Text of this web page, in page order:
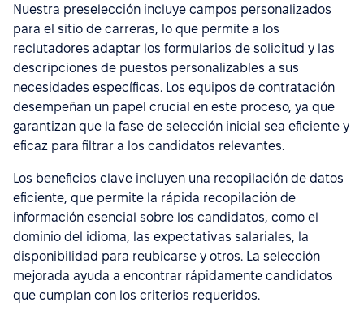
Nuestra preselección incluye campos personalizados
para el sitio de carreras, lo que permite a los
reclutadores adaptar los formularios de solicitud y las
descripciones de puestos personalizables a sus
necesidades específicas. Los equipos de contratación
desempeñan un papel crucial en este proceso, ya que
garantizan que la fase de selección inicial sea eficiente y
eficaz para filtrar a los candidatos relevantes.
Los beneficios clave incluyen una recopilación de datos
eficiente, que permite la rápida recopilación de
información esencial sobre los candidatos, como el
dominio del idioma, las expectativas salariales, la
disponibilidad para reubicarse y otros. La selección
mejorada ayuda a encontrar rápidamente candidatos
que cumplan con los criterios requeridos.